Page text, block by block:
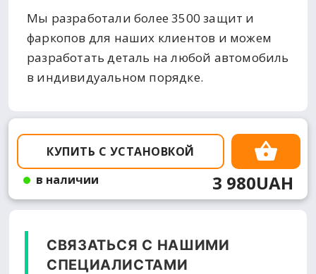
Мы разработали более 3500 защит и
фаркопов для наших клиентов и можем
разработать деталь на любой автомобиль
в индивидуальном порядке.
КУПИТЬ С УСТАНОВКОЙ
в наличии
3 980UAH
СВЯЗАТЬСЯ С НАШИМИ
СПЕЦИАЛИСТАМИ